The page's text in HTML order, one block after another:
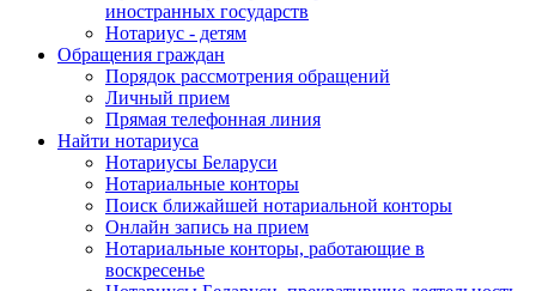
иностранных государств
Нотариус - детям
Обращения граждан
Порядок рассмотрения обращений
Личный прием
Прямая телефонная линия
Найти нотариуса
Нотариусы Беларуси
Нотариальные конторы
Поиск ближайшей нотариальной конторы
Онлайн запись на прием
Нотариальные конторы, работающие в
воскресенье